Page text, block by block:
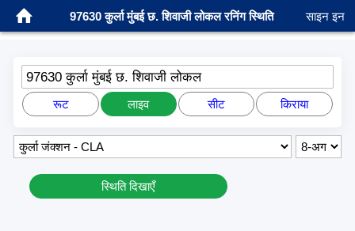
97630 कुर्ला मुंबई छ. शिवाजी लोकल रनिंग स्थिति साइन इन
97630 कुर्ला मुंबई छ. शिवाजी लोकल
रूट लाइव सीट किराया
स्थिति दिखाएँ